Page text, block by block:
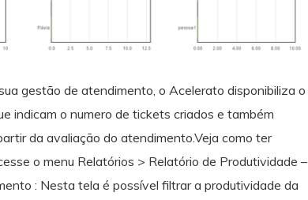
gestão de atendimento, o Acelerato disponibiliza o
indicam o numero de tickets criados e também
da avaliação do atendimento.Veja como ter
o menu Relatórios > Relatório de Produtividade –
: Nesta tela é possível filtrar a produtividade da